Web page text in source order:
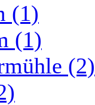
(1)
(1)
(2)